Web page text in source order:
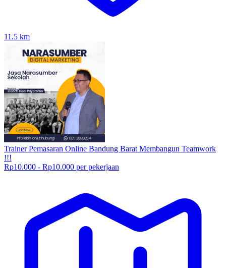
11.5 km
Trainer Pemasaran Online Bandung Barat Membangun Teamwork
!!!
Rp10.000 - Rp10.000 per pekerjaan